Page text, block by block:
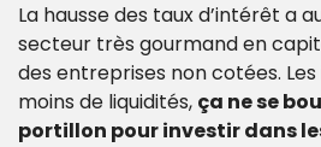
La hausse des taux d’intérêt a
secteur très gourmand en
des entreprises non cotées.
moins de liquidités, ça ne se
portillon pour investir dans